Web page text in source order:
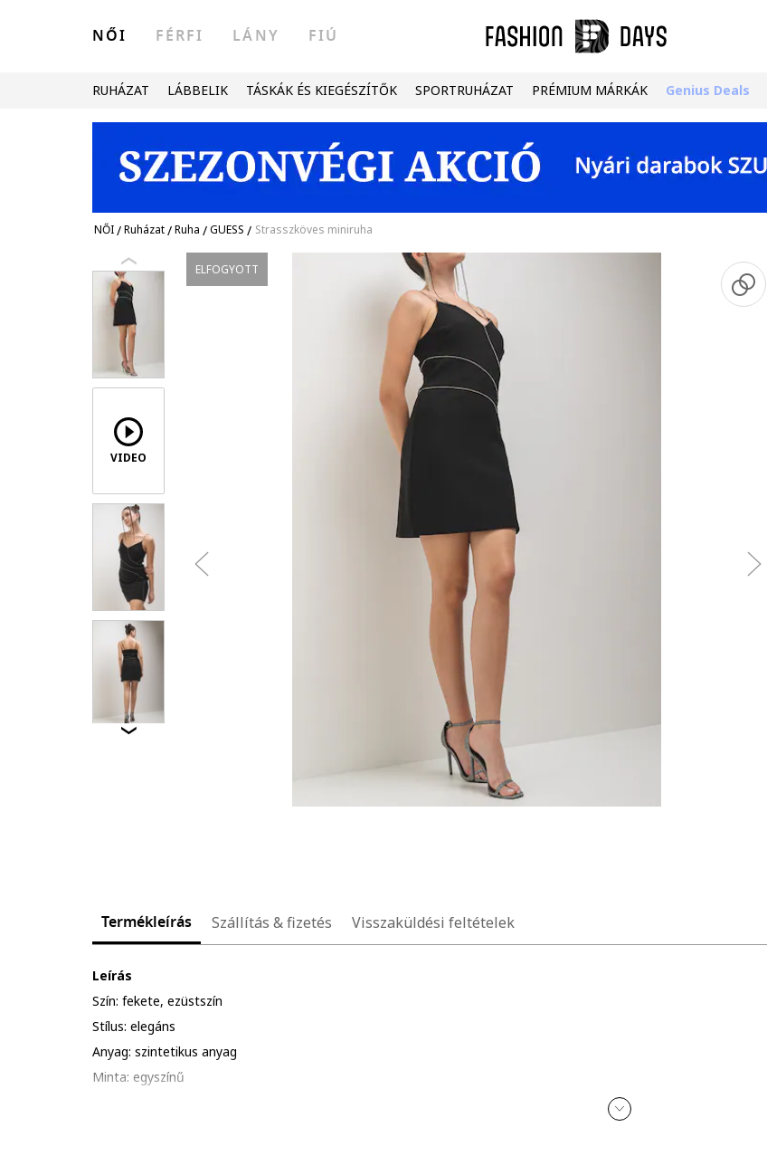
NŐI FÉRFI LÁNY FIÚ
RUHÁZAT LÁBBELIK TÁSKÁK ÉS KIEGÉSZÍTŐK SPORTRUHÁZAT PRÉMIUM MÁRKÁK Genius Deals
NŐI/Ruházat/Ruha /GUESS / Strasszköves miniruha
VIDEO
ELFOGYOTT
Termékleírás Szállítás & fizetés Visszaküldési feltételek
Leírás
Szín: fekete, ezüstszín
Stílus: elegáns
Anyag: szintetikus anyag
Minta: egyszínű